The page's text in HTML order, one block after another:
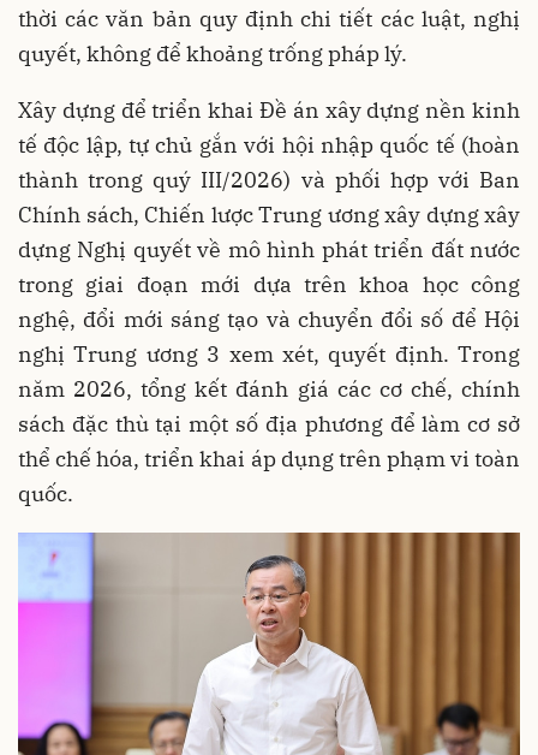
thời các văn bản quy định chi tiết các luật, nghị
quyết, không để khoảng trống pháp lý.
Xây dựng để triển khai Đề án xây dựng nền kinh
tế độc lập, tự chủ gắn với hội nhập quốc tế (hoàn
thành trong quý III/2026) và phối hợp với Ban
Chính sách, Chiến lược Trung ương xây dựng xây
dựng Nghị quyết về mô hình phát triển đất nước
trong giai đoạn mới dựa trên khoa học công
nghệ, đổi mới sáng tạo và chuyển đổi số để Hội
nghị Trung ương 3 xem xét, quyết định. Trong
năm 2026, tổng kết đánh giá các cơ chế, chính
sách đặc thù tại một số địa phương để làm cơ sở
thể chế hóa, triển khai áp dụng trên phạm vi toàn
quốc.